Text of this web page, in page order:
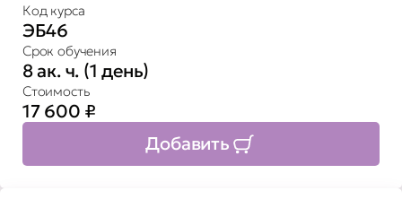
Код курса
ЭБ46
Срок обучения
8 ак. ч. (1 день)
Стоимость
17 600 ₽
Добавить